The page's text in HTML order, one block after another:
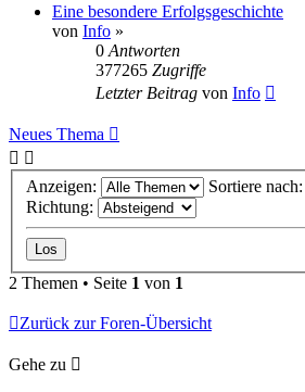
Eine besondere Erfolgsgeschichte
von Info »
0 Antworten
377265 Zugriffe
Letzter Beitrag von Info
Neues Thema
Anzeigen:
Sortiere nach:
Richtung:
2 Themen • Seite 1 von 1
Zurück zur Foren-Übersicht
Gehe zu